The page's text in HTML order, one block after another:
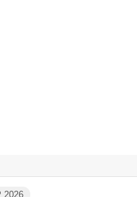
2026